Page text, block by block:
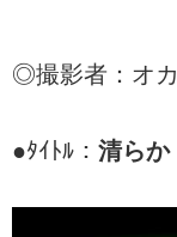
◎撮影者：オカ
●ﾀｲﾄﾙ： 清らか